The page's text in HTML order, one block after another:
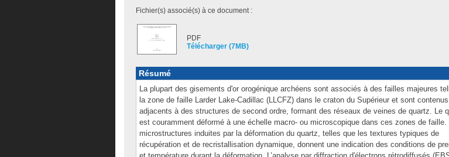
Fichier(s) associé(s) à ce document :
PDF
Télécharger (7MB)
Résumé
La plupart des gisements d'or orogénique archéens sont associés à des failles majeures
la zone de faille Larder Lake-Cadillac (LLCFZ) dans le craton du Supérieur et sont
adjacents à des structures de second ordre, formant des réseaux de veines de quartz. Le
est couramment déformé à une échelle macro- ou microscopique dans ces zones de faille.
microstructures induites par la déformation du quartz, telles que les textures typiques de
récupération et de recristallisation dynamique, donnent une indication des conditions de